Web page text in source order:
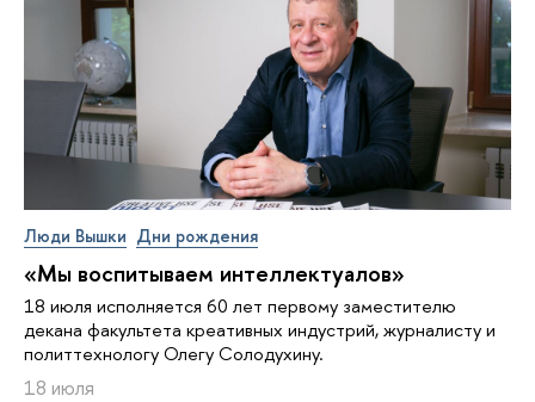
Люди Вышки Дни рождения
«Мы воспитываем интеллектуалов»
18 июля исполняется 60 лет первому заместителю
декана факультета креативных индустрий, журналисту и
политтехнологу Олегу Солодухину.
18 июля